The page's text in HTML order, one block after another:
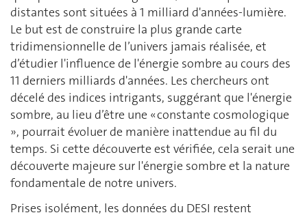
distantes sont situées à 1 milliard d'années-lumière.
Le but est de construire la plus grande carte
tridimensionnelle de l’univers jamais réalisée, et
d’étudier l'influence de l'énergie sombre au cours des
11 derniers milliards d'années. Les chercheurs ont
décelé des indices intrigants, suggérant que l'énergie
sombre, au lieu d’être une « constante cosmologique
», pourrait évoluer de manière inattendue au fil du
temps. Si cette découverte est vérifiée, cela serait une
découverte majeure sur l'énergie sombre et la nature
fondamentale de notre univers.
Prises isolément, les données du DESI restent